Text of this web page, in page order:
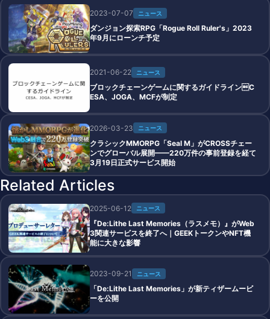
2023-07-07 ニュース
ダンジョン探索RPG「Rogue Roll Ruler's」2023
年9月にローンチ予定
2021-06-22 ニュース
ブロックチェーンゲームに関するガイドラインC
ESA、JOGA、MCFが制定
2026-03-23 ニュース
クラシックMMORPG「Seal M」がCROSSチェー
ンでグローバル展開——220万件の事前登録を経て
3月19日正式サービス開始
Related Articles
2025-06-12 ニュース
『De:Lithe Last Memories（ラスメモ）』がWeb
3関連サービスを終了へ｜GEEKトークンやNFT機
能に大きな影響
2023-09-21 ニュース
「De:Lithe Last Memories」が新ティザームービ
ーを公開